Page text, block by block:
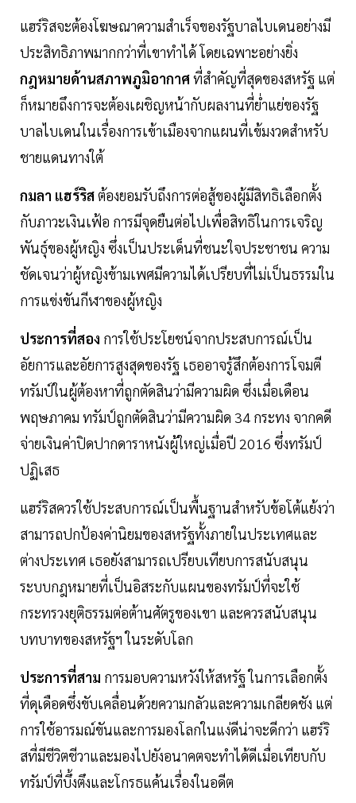
แฮร์ริสจะต้องโฆษณาความสำเร็จของรัฐบาลไบเดนอย่างมี
ประสิทธิภาพมากกว่าที่เขาทำได้ โดยเฉพาะอย่างยิ่ง
กฎหมายด้านสภาพภูมิอากาศที่สำคัญที่สุดของสหรัฐ แต่
ก็หมายถึงการจะต้องเผชิญหน้ากับผลงานที่ย่ำแย่ของรัฐ
บาลไบเดนในเรื่องการเข้าเมืองจากแผนที่เข้มงวดสำหรับ
ชายแดนทางใต้
กมลา แฮร์ริสต้องยอมรับถึงการต่อสู้ของผู้มีสิทธิเลือกตั้ง
กับภาวะเงินเฟ้อ การมีจุดยืนต่อไปเพื่อสิทธิในการเจริญ
พันธุ์ของผู้หญิง ซึ่งเป็นประเด็นที่ชนะใจประชาชน ความ
ชัดเจนว่าผู้หญิงข้ามเพศมีความได้เปรียบที่ไม่เป็นธรรมใน
การแข่งขันกีฬาของผู้หญิง
ประการที่สอง การใช้ประโยชน์จากประสบการณ์เป็น
อัยการและอัยการสูงสุดของรัฐ เธออาจรู้สึกต้องการโจมตี
ทรัมป์ในผู้ต้องหาที่ถูกตัดสินว่ามีความผิด ซึ่งเมื่อเดือน
พฤษภาคม ทรัมป์ถูกตัดสินว่ามีความผิด 34 กระทง จากคดี
จ่ายเงินค่าปิดปากดาราหนังผู้ใหญ่เมื่อปี 2016 ซึ่งทรัมป์
ปฏิเสธ
แฮร์ริสควรใช้ประสบการณ์เป็นพื้นฐานสำหรับข้อโต้แย้งว่า
สามารถปกป้องค่านิยมของสหรัฐทั้งภายในประเทศและ
ต่างประเทศ เธอยังสามารถเปรียบเทียบการสนับสนุน
ระบบกฎหมายที่เป็นอิสระกับแผนของทรัมป์ที่จะใช้
กระทรวงยุติธรรมต่อต้านศัตรูของเขา และควรสนับสนุน
บทบาทของสหรัฐฯ ในระดับโลก
ประการที่สาม การมอบความหวังให้สหรัฐ ในการเลือกตั้ง
ที่ดุเดือดซึ่งขับเคลื่อนด้วยความกลัวและความเกลียดชัง แต่
การใช้อารมณ์ขันและการมองโลกในแง่ดีน่าจะดีกว่า แฮร์ริ
สที่มีชีวิตชีวาและมองไปยังอนาคตจะทำได้ดีเมื่อเทียบกับ
ทรัมป์ที่บึ้งตึงและโกรธแค้นเรื่องในอดีต